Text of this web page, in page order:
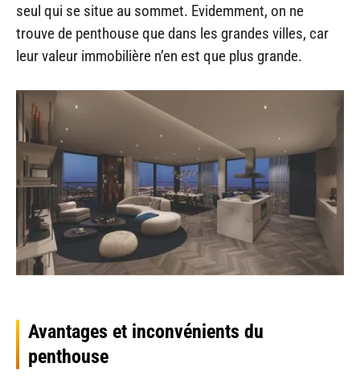
seul qui se situe au sommet. Evidemment, on ne
trouve de penthouse que dans les grandes villes, car
leur valeur immobilière n’en est que plus grande.
Avantages et inconvénients du
penthouse